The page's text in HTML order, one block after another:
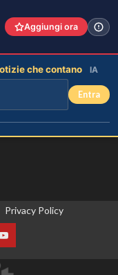
Privacy Policy
YouTube
Aggiungi ora
che contano IA
Entra